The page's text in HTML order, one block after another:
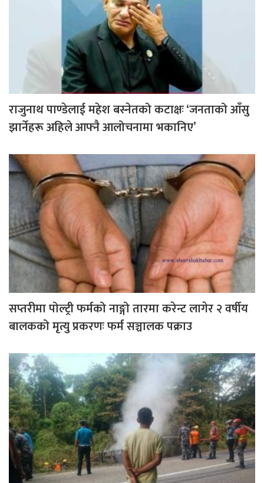
राजुनाथ पाण्डेलाई महेश बस्नेतको कटाक्षः ‘जनताको आँसु
झार्नेहरू अहिले आफ्नै आलोचनामा भकानिए’
सप्तरीमा पोल्ट्री फर्मको नाङ्गो तारमा करेन्ट लागेर २ वर्षीय
बालकको मृत्यु प्रकरणः फर्म सञ्चालक पक्राउ